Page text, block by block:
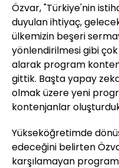
Özvar, "Türkiye'nin
duyulan ihtiyaç,
ülkemizin beşeri
yönlendirilmesi gibi
alarak program
gittik. Başta yapay
olmak üzere yeni
kontenjanlar
Yükseköğretimde
edeceğini belirten
karşılamayan